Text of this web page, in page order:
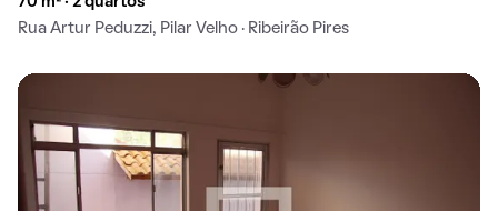
Rua Artur Peduzzi, Pilar Velho · Ribeirão Pires